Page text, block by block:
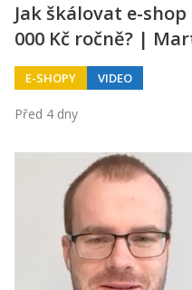
Jak škálovat e-
000 Kč ročně? |
E-SHOPY VIDEO
Před 4 dny